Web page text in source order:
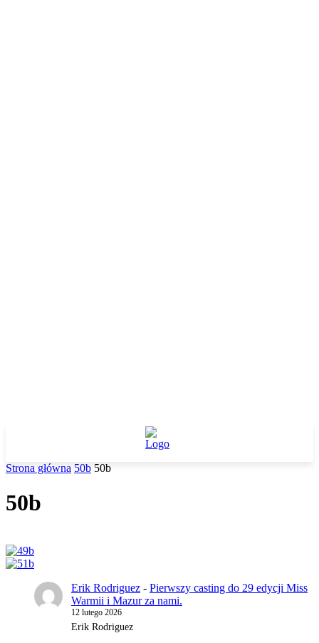
Strona główna 50b 50b
50b
Erik Rodriguez - Pierwszy casting do 29 edycji Miss
Warmii i Mazur za nami.
12 lutego 2026
Erik Rodriguez